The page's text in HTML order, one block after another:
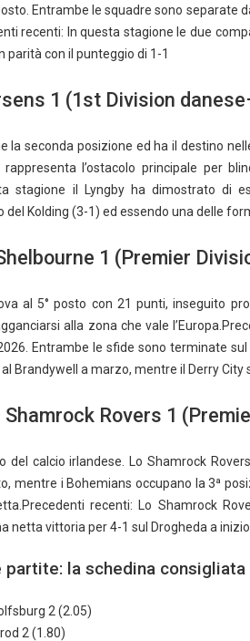
Entrambe le squadre sono separate
recenti: In questa stagione le due
parità con il punteggio di 1-1
1 (1st Division
la seconda posizione ed ha il destino
rappresenta l’ostacolo principale per
stagione il Lyngby ha dimostrato di
del Kolding (3-1) ed essendo una delle
1 (Premier
al 5° posto con 21 punti, inseguito
alla zona che vale
Entrambe le sfide sono terminate
Brandywell a marzo, mentre il Derry City
Rovers 1
del calcio irlandese. Lo Shamrock
mentre i Bohemians occupano la 3ª
recenti: Lo Shamrock
netta vittoria per 4-1 sul Drogheda a
partite: la schedina
2 (2.05)
2 (1.80)